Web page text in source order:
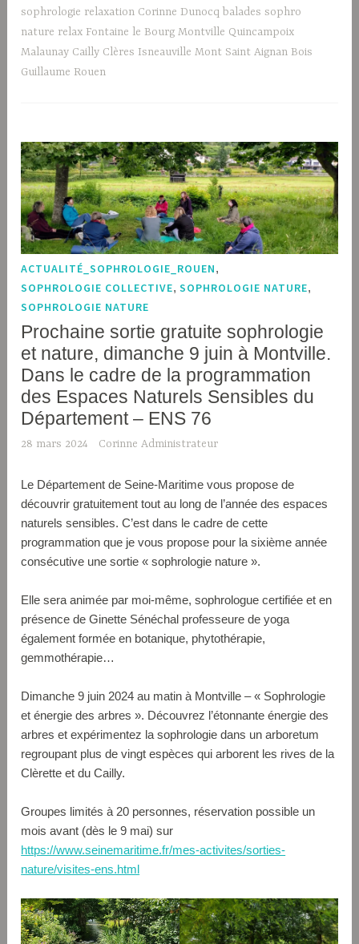
sophrologie relaxation Corinne Dunocq balades sophro
nature relax Fontaine le Bourg Montville Quincampoix
Malaunay Cailly Clères Isneauville Mont Saint Aignan Bois
Guillaume Rouen
ACTUALITÉ_SOPHROLOGIE_ROUEN,
SOPHROLOGIE COLLECTIVE,SOPHROLOGIE NATURE,
SOPHROLOGIE NATURE
Prochaine sortie gratuite sophrologie
et nature, dimanche 9 juin à Montville.
Dans le cadre de la programmation
des Espaces Naturels Sensibles du
Département – ENS 76
28 mars 2024 Corinne Administrateur
Le Département de Seine-Maritime vous propose de
découvrir gratuitement tout au long de l’année des espaces
naturels sensibles. C’est dans le cadre de cette
programmation que je vous propose pour la sixième année
consécutive une sortie « sophrologie nature ».
Elle sera animée par moi-même, sophrologue certifiée et en
présence de Ginette Sénéchal professeure de yoga
également formée en botanique, phytothérapie,
gemmothérapie…
Dimanche 9 juin 2024 au matin à Montville – « Sophrologie
et énergie des arbres ». Découvrez l’étonnante énergie des
arbres et expérimentez la sophrologie dans un arboretum
regroupant plus de vingt espèces qui arborent les rives de la
Clèrette et du Cailly.
Groupes limités à 20 personnes, réservation possible un
mois avant (dès le 9 mai) sur
https://www.seinemaritime.fr/mes-activites/sorties-
nature/visites-ens.html